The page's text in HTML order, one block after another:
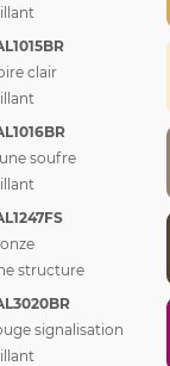
clair
soufre
structure
signalisation